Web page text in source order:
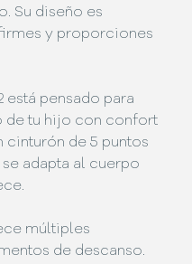
Su diseño es
y proporciones
está pensado para
de tu hijo con confort
cinturón de 5 puntos
adapta al cuerpo
múltiples
de descanso.